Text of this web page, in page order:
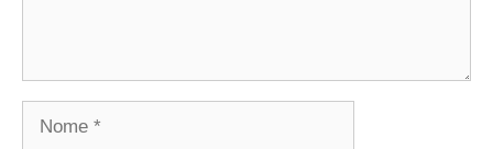
Nome